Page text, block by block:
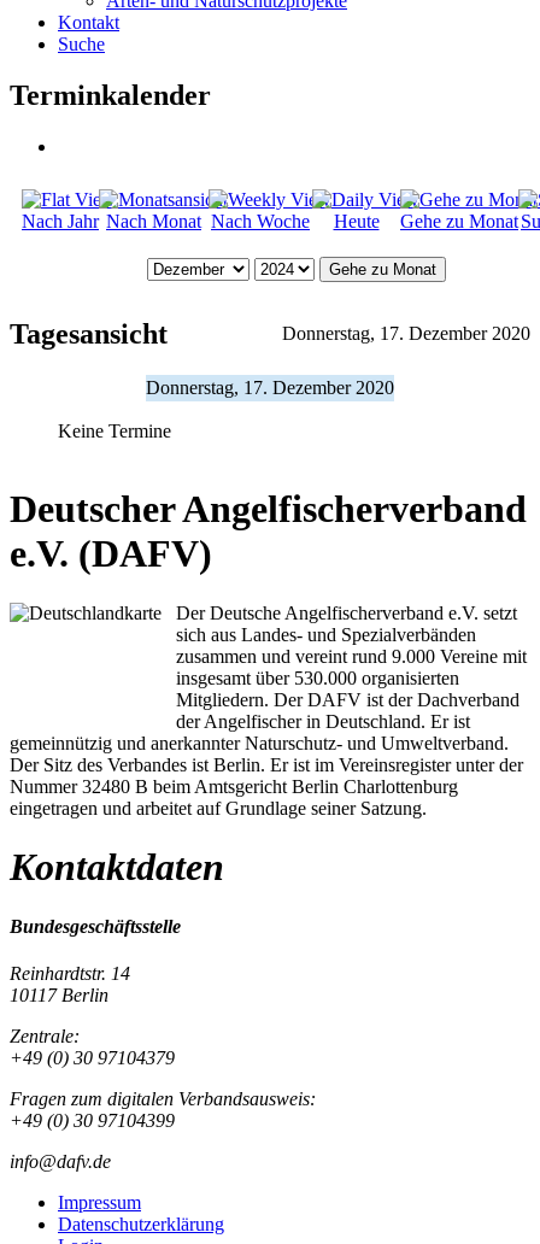
Kontakt
Suche
Terminkalender
Nach Jahr Nach Monat Nach Woche Heute Gehe zu Monat
Gehe zu Monat
Tagesansicht Donnerstag, 17. Dezember 2020
Donnerstag, 17. Dezember 2020
Keine Termine
Deutscher Angelfischerverband
e.V. (DAFV)
Der Deutsche Angelfischerverband e.V. setzt
sich aus Landes- und Spezialverbänden
zusammen und vereint rund 9.000 Vereine mit
insgesamt über 530.000 organisierten
Mitgliedern. Der DAFV ist der Dachverband
der Angelfischer in Deutschland. Er ist
gemeinnützig und anerkannter Naturschutz- und Umweltverband.
Der Sitz des Verbandes ist Berlin. Er ist im Vereinsregister unter der
Nummer 32480 B beim Amtsgericht Berlin Charlottenburg
eingetragen und arbeitet auf Grundlage seiner Satzung.
Kontaktdaten
Bundesgeschäftsstelle
Reinhardtstr. 14
10117 Berlin
Zentrale:
+49 (0) 30 97104379
Fragen zum digitalen Verbandsausweis:
+49 (0) 30 97104399
info@dafv.de
Impressum
Datenschutzerklärung